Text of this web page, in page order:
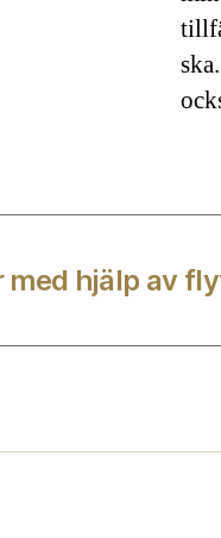
med hjälp av